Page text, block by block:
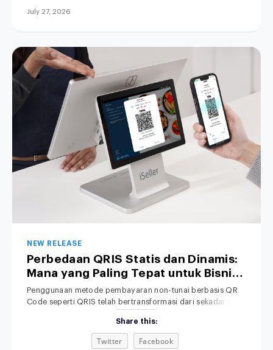
mencocokkan data penjualan serta persediaan
July 27, 2026
NEW RELEASE
Perbedaan QRIS Statis dan Dinamis:
Mana yang Paling Tepat untuk Bisnis
Anda?
Penggunaan metode pembayaran non-tunai berbasis QR
Code seperti QRIS telah bertransformasi dari sekadar tren
kopi lokal, toko retail pakaian, hingga jaringan restoran
nasional, konsumen kini lebih memilih memindai QR melalui
smartphone daripada membawa uang tunai. Meski
Share this:
Twitter Facebook